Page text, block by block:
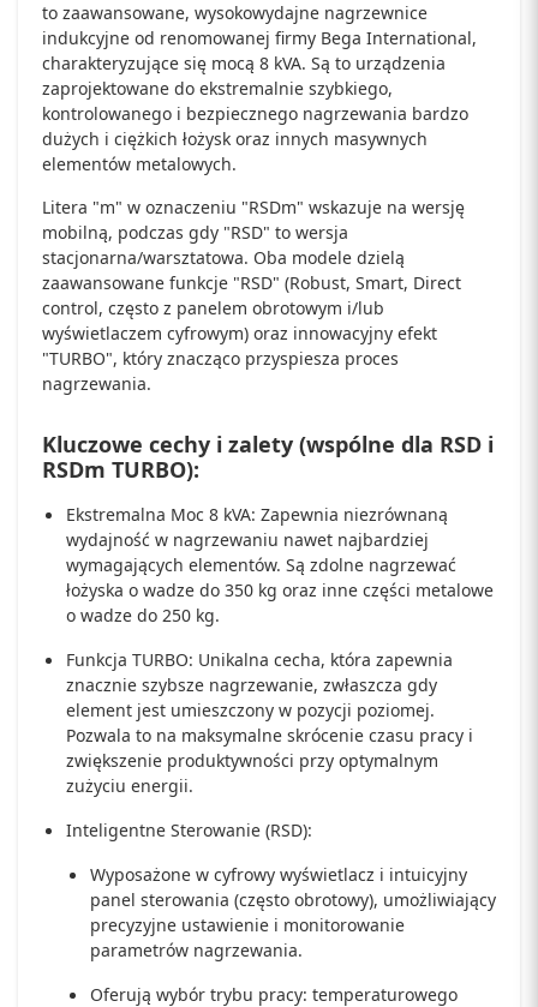
to zaawansowane, wysokowydajne nagrzewnice
indukcyjne od renomowanej firmy Bega International,
charakteryzujące się mocą 8 kVA. Są to urządzenia
zaprojektowane do ekstremalnie szybkiego,
kontrolowanego i bezpiecznego nagrzewania bardzo
dużych i ciężkich łożysk oraz innych masywnych
elementów metalowych.
Litera "m" w oznaczeniu "RSDm" wskazuje na wersję
mobilną, podczas gdy "RSD" to wersja
stacjonarna/warsztatowa. Oba modele dzielą
zaawansowane funkcje "RSD" (Robust, Smart, Direct
control, często z panelem obrotowym i/lub
wyświetlaczem cyfrowym) oraz innowacyjny efekt
"TURBO", który znacząco przyspiesza proces
nagrzewania.
Kluczowe cechy i zalety (wspólne dla RSD i
RSDm TURBO):
Ekstremalna Moc 8 kVA: Zapewnia niezrównaną
wydajność w nagrzewaniu nawet najbardziej
wymagających elementów. Są zdolne nagrzewać
łożyska o wadze do 350 kg oraz inne części metalowe
o wadze do 250 kg.
Funkcja TURBO: Unikalna cecha, która zapewnia
znacznie szybsze nagrzewanie, zwłaszcza gdy
element jest umieszczony w pozycji poziomej.
Pozwala to na maksymalne skrócenie czasu pracy i
zwiększenie produktywności przy optymalnym
zużyciu energii.
Inteligentne Sterowanie (RSD):
Wyposażone w cyfrowy wyświetlacz i intuicyjny
panel sterowania (często obrotowy), umożliwiający
precyzyjne ustawienie i monitorowanie
parametrów nagrzewania.
Oferują wybór trybu pracy: temperaturowego